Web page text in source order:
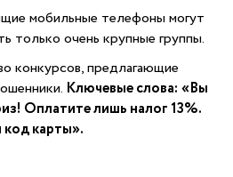
мобильные телефоны могут
только очень крупные группы.
конкурсов, предлагающие
Ключевые слова: «Вы
Оплатите лишь налог 13%.
карты».